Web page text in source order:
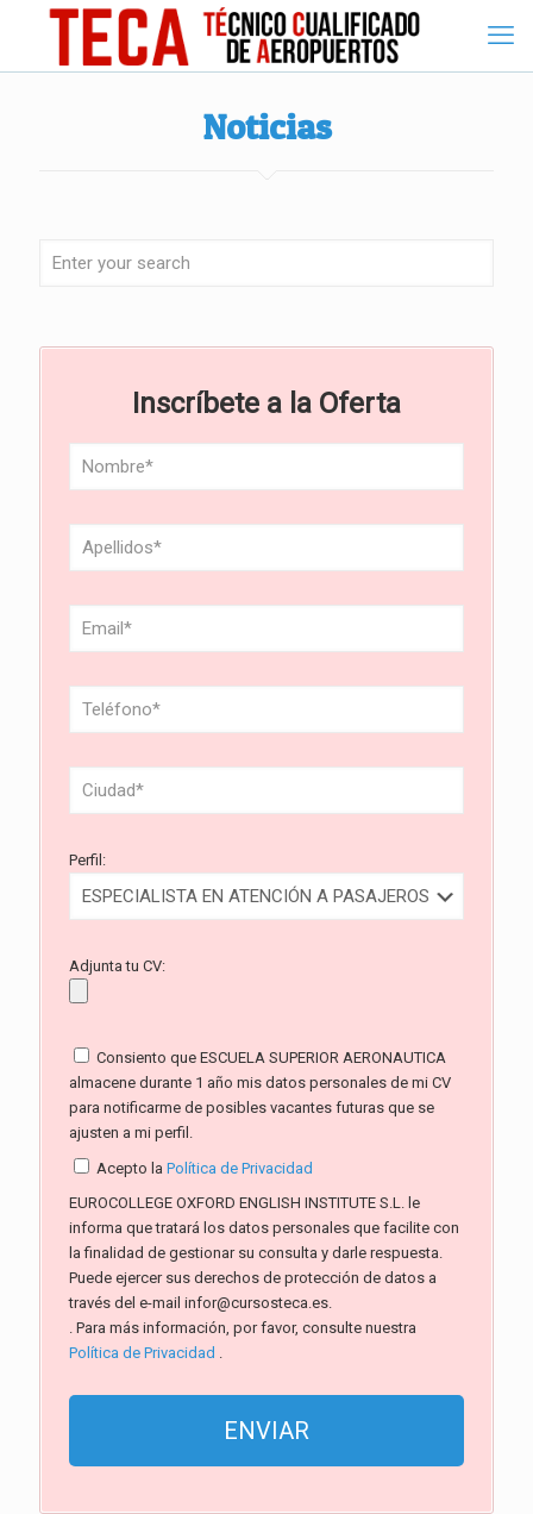
Noticias
Inscríbete a la Oferta
Perfil:
Adjunta tu CV:
Consiento que ESCUELA SUPERIOR AERONAUTICA
almacene durante 1 año mis datos personales de mi CV
para notificarme de posibles vacantes futuras que se
ajusten a mi perfil.
Acepto la Política de Privacidad
EUROCOLLEGE OXFORD ENGLISH INSTITUTE S.L. le
informa que tratará los datos personales que facilite con
la finalidad de gestionar su consulta y darle respuesta.
Puede ejercer sus derechos de protección de datos a
través del e-mail infor@cursosteca.es.
. Para más información, por favor, consulte nuestra
Política de Privacidad .